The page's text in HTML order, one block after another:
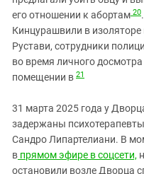
его отношении к абортам 20
Кинцурашвили в
Рустави, сотрудники
во время личного
помещении в 21
31 марта 2025 года у
задержаны
Сандро Липартелиани. В
в прямом эфире в соцсети,
остановили возле Дворца